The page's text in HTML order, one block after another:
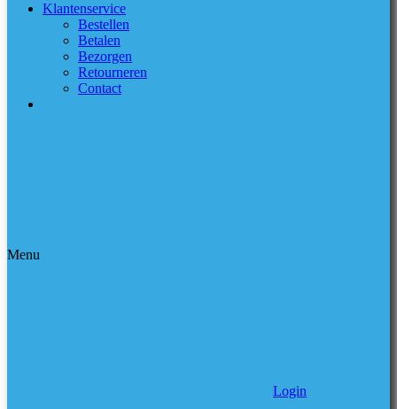
Klantenservice
Bestellen
Betalen
Bezorgen
Retourneren
Contact
Menu
Login